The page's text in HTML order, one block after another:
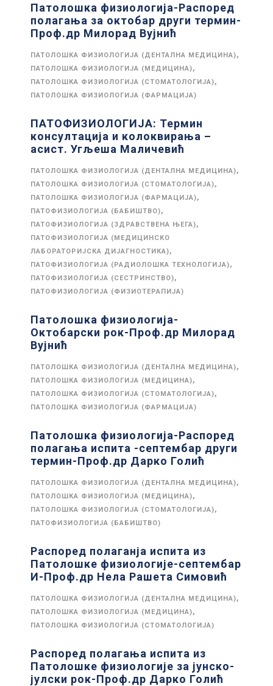
Патолошка физиологија-Распоред
полагања за октобар други термин-
Проф.др Милорад Вујнић
ПАТОЛОШКА ФИЗИОЛОГИЈА (ДЕНТАЛНА МЕДИЦИНА),
ПАТОЛОШКА ФИЗИОЛОГИЈА (МЕДИЦИНА),
ПАТОЛОШКА ФИЗИОЛОГИЈА (СТОМАТОЛОГИЈА),
ПАТОЛОШКА ФИЗИОЛОГИЈА (ФАРМАЦИЈА)
ПАТОФИЗИОЛОГИЈА: Термин
консултација и колоквирања –
асист. Угљеша Маличевић
ПАТОЛОШКА ФИЗИОЛОГИЈА (ДЕНТАЛНА МЕДИЦИНА),
ПАТОЛОШКА ФИЗИОЛОГИЈА (СТОМАТОЛОГИЈА),
ПАТОЛОШКА ФИЗИОЛОГИЈА (ФАРМАЦИЈА),
ПАТОФИЗИОЛОГИЈА (БАБИШТВО),
ПАТОФИЗИОЛОГИЈА (ЗДРАВСТВЕНА ЊЕГА),
ПАТОФИЗИОЛОГИЈА (МЕДИЦИНСКО
ЛАБОРАТОРИЈСКА ДИЈАГНОСТИКА),
ПАТОФИЗИОЛОГИЈА (РАДИОЛОШКА ТЕХНОЛОГИЈА),
ПАТОФИЗИОЛОГИЈА (СЕСТРИНСТВО),
ПАТОФИЗИОЛОГИЈА (ФИЗИОТЕРАПИЈА)
Патолошка физиологија-
Октобарски рок-Проф.др Милорад
Вујнић
ПАТОЛОШКА ФИЗИОЛОГИЈА (ДЕНТАЛНА МЕДИЦИНА),
ПАТОЛОШКА ФИЗИОЛОГИЈА (МЕДИЦИНА),
ПАТОЛОШКА ФИЗИОЛОГИЈА (СТОМАТОЛОГИЈА),
ПАТОЛОШКА ФИЗИОЛОГИЈА (ФАРМАЦИЈА)
Патолошка физиологија-Распоред
полагања испита -септембар други
термин-Проф.др Дарко Голић
ПАТОЛОШКА ФИЗИОЛОГИЈА (ДЕНТАЛНА МЕДИЦИНА),
ПАТОЛОШКА ФИЗИОЛОГИЈА (МЕДИЦИНА),
ПАТОЛОШКА ФИЗИОЛОГИЈА (СТОМАТОЛОГИЈА),
ПАТОФИЗИОЛОГИЈА (БАБИШТВО)
Распоред полаганја испита из
Патолошке физиологије-септембар
И-Проф.др Нела Рашета Симовић
ПАТОЛОШКА ФИЗИОЛОГИЈА (ДЕНТАЛНА МЕДИЦИНА),
ПАТОЛОШКА ФИЗИОЛОГИЈА (МЕДИЦИНА),
ПАТОЛОШКА ФИЗИОЛОГИЈА (СТОМАТОЛОГИЈА)
Распоред полагања испита из
Патолошке физиологије за јунско-
јулски рок-Проф.др Дарко Голић